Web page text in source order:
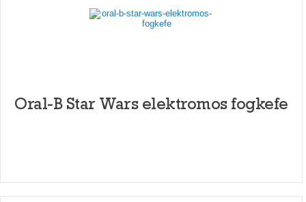
Oral-B Star Wars elektromos fogkefe